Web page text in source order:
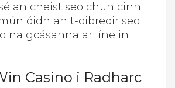
an cheist seo chun cinn:
an t-oibreoir seo
na gcásanna ar líne in
Casino i Radharc